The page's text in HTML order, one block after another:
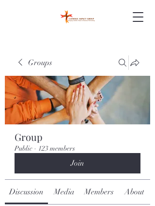
Groups
Group
Public · 123 members
Join
Discussion Media Members About